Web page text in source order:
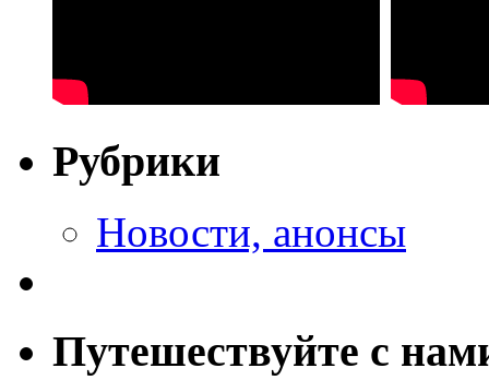
Рубрики
Новости, анонсы
Путешествуйте с